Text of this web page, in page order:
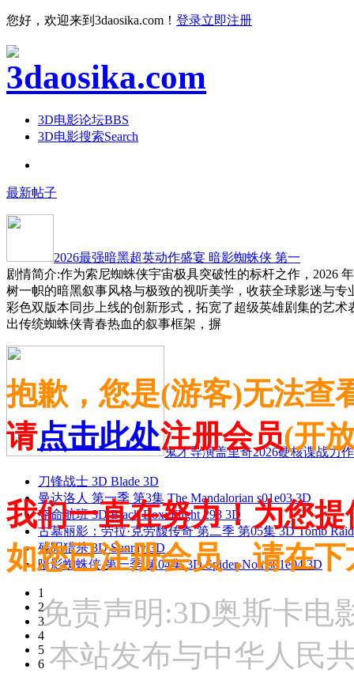
您好，欢迎来到3daosika.com！ 登录立即注册
3D电影论坛BBS
3D电影搜索Search
最新帖子
2026最强暗黑超英动作盛宴 暗影蜘蛛侠 第一
剧情简介:作为索尼蜘蛛侠宇宙极具突破性的标杆之作，2026
树一帜的暗黑叙事风格与极致的视听美学，收获全球影迷与
彩色双版本同步上线的创新形式，拓宽了超级英雄剧集的艺
出传统蜘蛛侠青春热血的叙事框架，摒
鬼才导演盖里奇2026硬核谍战力
刀锋战士 3D Blade 3D
曼达洛人 第一季 第3集 The Mandalorian s01e03 3D
夺命航班 3D Black Box: Flight 298 3D
古墓丽影：劳拉·克劳馥传奇 第二季 第05集 3D Tomb
残阳猎杀 3D Sunray 3D
暗影蜘蛛侠 第一季 第04集 3D Spider-Noir s01e04 3D
1
2
3
4
5
6
抱歉，您是(游客)无法查
请点击此处注册会员(开
我们一直在努力！为您
如您已注册会员，请在
免责声明:3D奥斯卡电
本站发布与中华人民